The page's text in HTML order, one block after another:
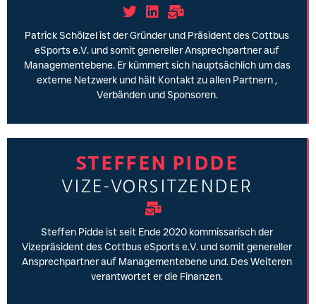
Patrick Schölzel ist der Gründer und Präsident des Cottbus
eSports e.V. und somit genereller Ansprechpartner auf
Managementebene. Er kümmert sich hauptsächlich um das
externe Netzwerk und hält Kontakt zu allen Partnern ,
Verbänden und Sponsoren.
STEFFEN PIDDE
VIZE-VORSITZENDER
Steffen Pidde ist seit Ende 2020 kommissarisch der
Vizepräsident des Cottbus eSports e.V. und somit genereller
Ansprechpartner auf Managementebene und. Des Weiteren
verantwortet er die Finanzen.